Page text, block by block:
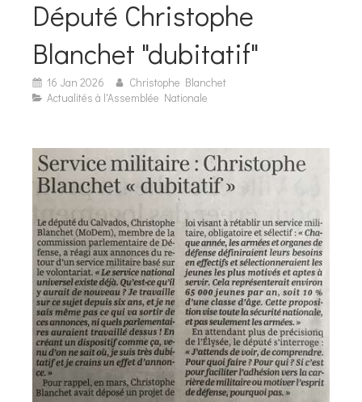
Député Christophe
Blanchet "dubitatif"
16 Jan 2026
Christophe Blanchet
Actualités à l'Assemblée Nationale